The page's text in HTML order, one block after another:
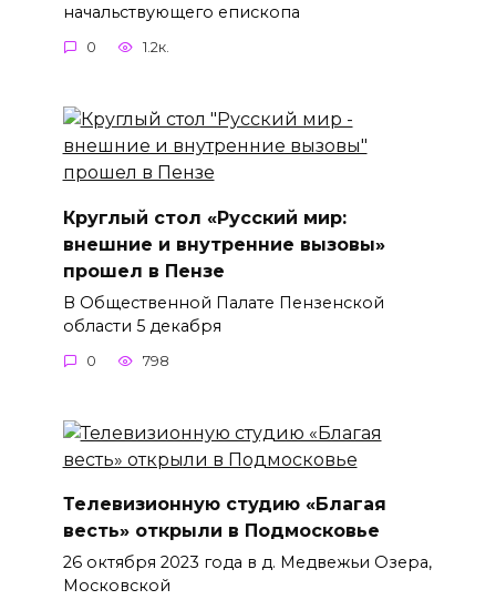
начальствующего епископа
0 1.2к.
Круглый стол «Русский мир:
внешние и внутренние вызовы»
прошел в Пензе
В Общественной Палате Пензенской
области 5 декабря
0 798
Телевизионную студию «Благая
весть» открыли в Подмосковье
26 октября 2023 года в д. Медвежьи Озера,
Московской